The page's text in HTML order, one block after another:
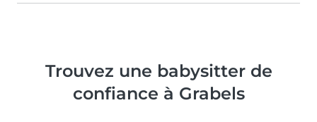
Trouvez une babysitter de
confiance à Grabels